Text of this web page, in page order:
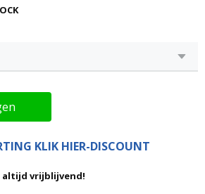
KLIK HIER-DISCOUNT
altijd vrijblijvend!